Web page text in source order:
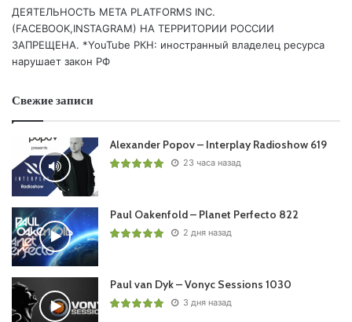
/55:56/ Silva City – The Journey /Armada/
Понравился выпуск?
Пользовательская оценка: Будь первым !
ДЕЯТЕЛЬНОСТЬ МЕТА PLATFORMS INC.
(FACEBOOK,INSTAGRAM) НА ТЕРРИТОРИИ РОССИИ
ЗАПРЕЩЕНА. *YouTube РКН: иностранный владелец ресурса
нарушает закон РФ
Свежие записи
Alexander Popov – Interplay Radioshow 619
23 часа назад
Paul Oakenfold – Planet Perfecto 822
2 дня назад
Paul van Dyk – Vonyc Sessions 1030
3 дня назад